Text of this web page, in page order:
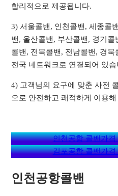
합리적으로 제공됩니다.
3) 서울콜밴, 인천콜밴, 세종콜
밴, 울산콜밴, 부산콜밴, 경기
콜밴, 전북콜밴, 전남콜밴, 경
전국 네트워크로 연결되어 있습
4) 고객님의 요구에 맞춘 사전
으로 안전하고 쾌적하게 이용해
인천공항 콜밴가
김포공항 콜밴가
인천공항콜밴